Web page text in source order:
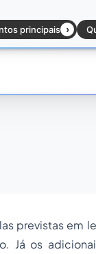
previstas em
Já os